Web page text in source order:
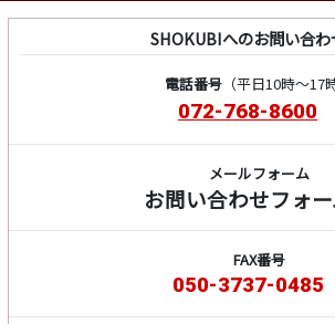
SHOKUBIへのお問い合わ
電話番号（平日10時～17時
072-768-8600
メールフォーム
お問い合わせフォ
FAX番号
050-3737-0485